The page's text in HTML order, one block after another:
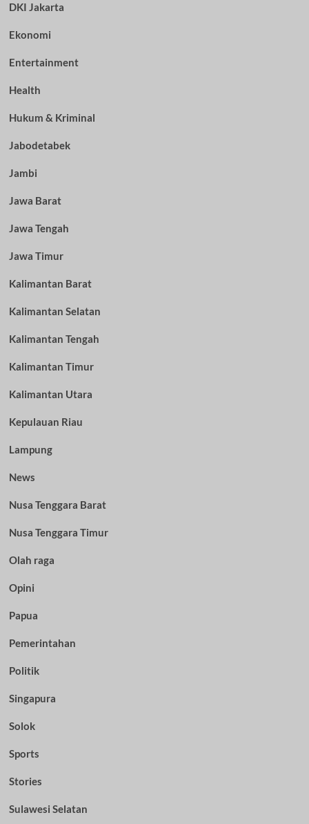
DKI Jakarta
Ekonomi
Entertainment
Health
Hukum & Kriminal
Jabodetabek
Jambi
Jawa Barat
Jawa Tengah
Jawa Timur
Kalimantan Barat
Kalimantan Selatan
Kalimantan Tengah
Kalimantan Timur
Kalimantan Utara
Kepulauan Riau
Lampung
News
Nusa Tenggara Barat
Nusa Tenggara Timur
Olah raga
Opini
Papua
Pemerintahan
Politik
Singapura
Solok
Sports
Stories
Sulawesi Selatan